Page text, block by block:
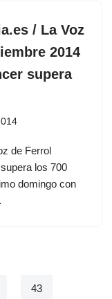
/ La Voz
2014
supera
de Ferrol
los 700
domingo con
43